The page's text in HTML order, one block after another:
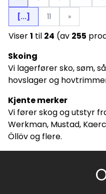
[...]
11 »
Viser1 til 24 (av 255
Skoing
Vi lagerfører sko, søm,
hovslager og
Kjente merker
Vi fører skog og utstyr
Werkman, Mustad,
Öllöv og flere.